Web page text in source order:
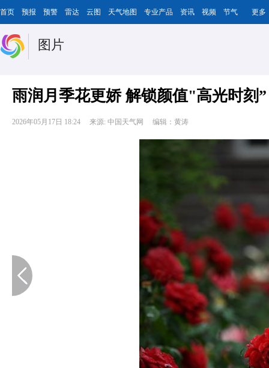
首页 预报 预警 雷达 云图 天气地图 专业产品 资讯 视频 节气 更多
图片
雨润月季花更娇 解锁颜值"高光时刻”
2026年05月17日 18:24 来源: 中国天气网 编辑：黄涛